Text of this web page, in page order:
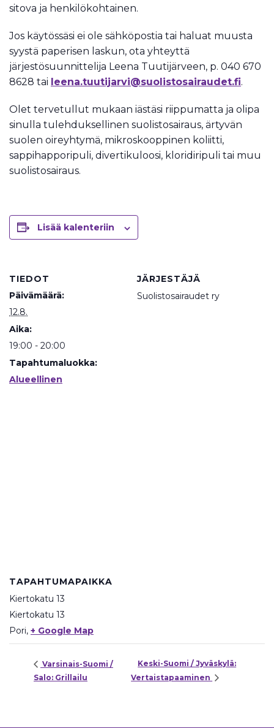
sitova ja henkilökohtainen.
Jos käytössäsi ei ole sähköpostia tai haluat muusta
syystä paperisen laskun, ota yhteyttä
järjestösuunnittelija Leena Tuutijärveen, p. 040 670
8628 tai leena.tuutijarvi@suolistosairaudet.fi.
Olet tervetullut mukaan iästäsi riippumatta ja olipa
sinulla tulehduksellinen suolistosairaus, ärtyvän
suolen oireyhtymä, mikroskooppinen koliitti,
sappihapporipuli, divertikuloosi, kloridiripuli tai muu
suolistosairaus.
Lisää kalenteriin
TIEDOT
Päivämäärä:
12.8.
Aika:
19:00 - 20:00
Tapahtumaluokka:
Alueellinen
JÄRJESTÄJÄ
Suolistosairaudet ry
TAPAHTUMAPAIKKA
Kiertokatu 13
Kiertokatu 13
Pori, + Google Map
Varsinais-Suomi /
Salo: Grillailu
Keski-Suomi / Jyväskylä:
Vertaistapaaminen